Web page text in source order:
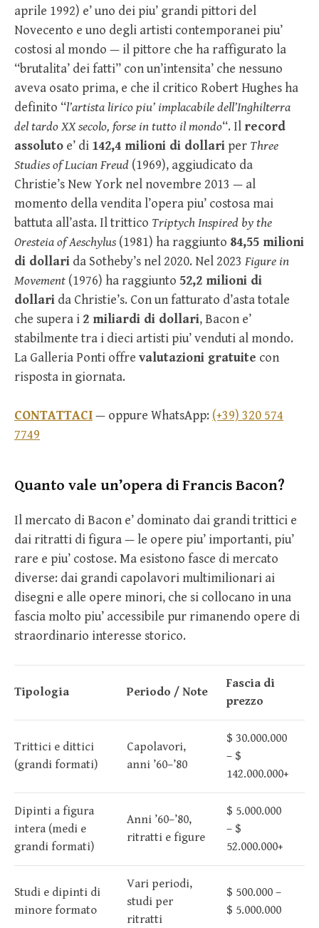
aprile 1992) e’ uno dei piu’ grandi pittori del
Novecento e uno degli artisti contemporanei piu’
costosi al mondo — il pittore che ha raffigurato la
“brutalita’ dei fatti” con un’intensita’ che nessuno
aveva osato prima, e che il critico Robert Hughes ha
definito “l’artista lirico piu’ implacabile dell’Inghilterra
del tardo XX secolo, forse in tutto il mondo“. Il record
assoluto e’ di 142,4 milioni di dollari per Three
Studies of Lucian Freud (1969), aggiudicato da
Christie’s New York nel novembre 2013 — al
momento della vendita l’opera piu’ costosa mai
battuta all’asta. Il trittico Triptych Inspired by the
Oresteia of Aeschylus (1981) ha raggiunto 84,55 milioni
di dollari da Sotheby’s nel 2020. Nel 2023 Figure in
Movement (1976) ha raggiunto 52,2 milioni di
dollari da Christie’s. Con un fatturato d’asta totale
che supera i 2 miliardi di dollari, Bacon e’
stabilmente tra i dieci artisti piu’ venduti al mondo.
La Galleria Ponti offre valutazioni gratuite con
risposta in giornata.
CONTATTACI— oppure WhatsApp: (+39) 320 574
7749
Quanto vale un’opera di Francis Bacon?
Il mercato di Bacon e’ dominato dai grandi trittici e
dai ritratti di figura — le opere piu’ importanti, piu’
rare e piu’ costose. Ma esistono fasce di mercato
diverse: dai grandi capolavori multimilionari ai
disegni e alle opere minori, che si collocano in una
fascia molto piu’ accessibile pur rimanendo opere di
straordinario interesse storico.
Tipologia Periodo / Note
Fascia di
prezzo
Trittici e dittici
(grandi formati)
Capolavori,
anni ’60–’80
$ 30.000.000
– $
142.000.000+
Dipinti a figura
intera (medi e
grandi formati)
Anni ’60–’80,
ritratti e figure
$ 5.000.000
– $
52.000.000+
Studi e dipinti di
minore formato
Vari periodi,
studi per
ritratti
$ 500.000 –
$ 5.000.000